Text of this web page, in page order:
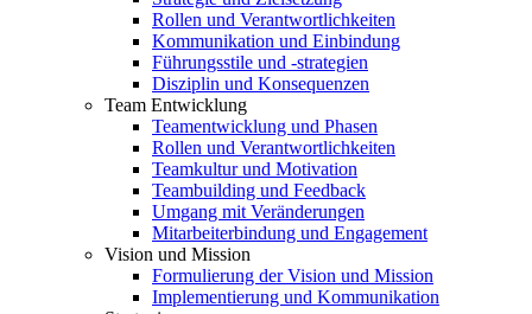
Rollen und Verantwortlichkeiten
Kommunikation und Einbindung
Führungsstile und -strategien
Disziplin und Konsequenzen
Team Entwicklung
Teamentwicklung und Phasen
Rollen und Verantwortlichkeiten
Teamkultur und Motivation
Teambuilding und Feedback
Umgang mit Veränderungen
Mitarbeiterbindung und Engagement
Vision und Mission
Formulierung der Vision und Mission
Implementierung und Kommunikation